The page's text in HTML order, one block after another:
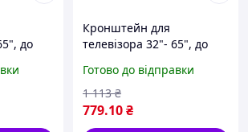
до
для
Кронштейн для
телевізора 32"- 65", до
BR4565A, Чорний /
Кріплення для телевізора
на стіну
Готово до відправки
779.10₴
1 113 ₴